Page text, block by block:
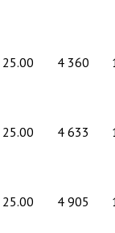
25.00 4 360
25.00 4 633
25.00 4 905